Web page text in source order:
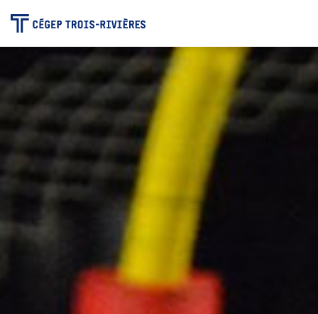
Programmes
Admission
Zone étudiante
Formation continue
Carrière